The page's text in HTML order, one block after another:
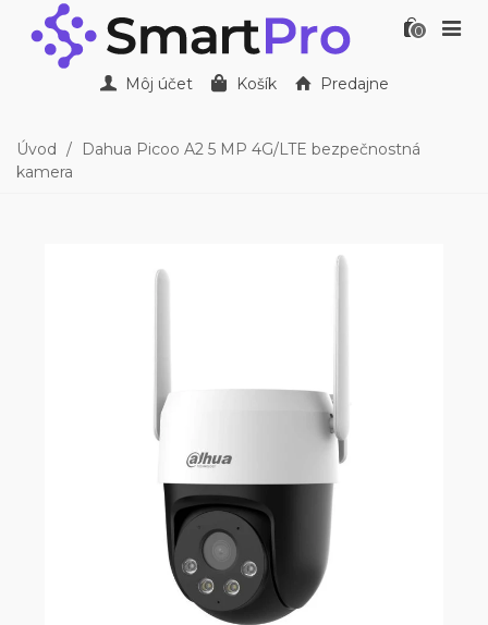
0
Môj účet Košík Predajne
Úvod /
Dahua Picoo A2 5 MP 4G/LTE bezpečnostná
kamera